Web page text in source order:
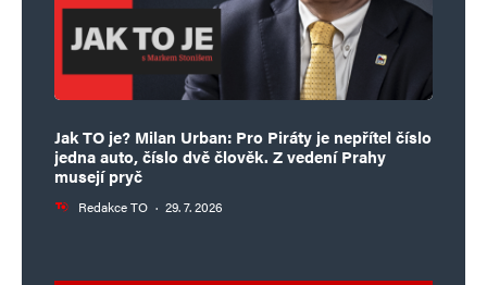
Jak TO je? Milan Urban: Pro Piráty je nepřítel číslo
jedna auto, číslo dvě člověk. Z vedení Prahy
musejí pryč
Redakce TO · 29. 7. 2026